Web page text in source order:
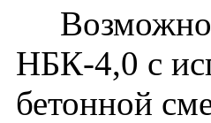
Возможно
НБК-4,0 с
бетонной